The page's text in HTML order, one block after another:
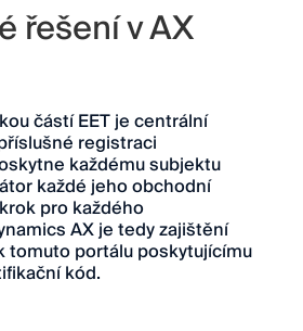
řešení v AX
částí EET je centrální
registraci
každému subjektu
každé jeho obchodní
pro každého
AX je tedy zajištění
tomuto portálu poskytujícímu
kód.